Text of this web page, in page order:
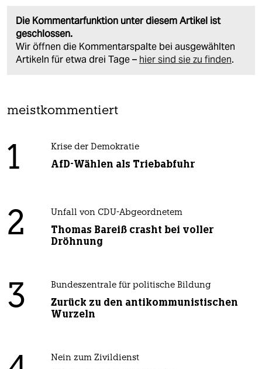
Die Kommentarfunktion unter diesem Artikel ist
geschlossen.
Wir öffnen die Kommentarspalte bei ausgewählten
Artikeln für etwa drei Tage – hier sind sie zu finden.
meistkommentiert
1 Krise der Demokratie
AfD-Wählen als Triebabfuhr
2 Unfall von CDU-Abgeordnetem
Thomas Bareiß crasht bei voller
Dröhnung
3 Bundeszentrale für politische Bildung
Zurück zu den antikommunistischen
Wurzeln
Nein zum Zivildienst